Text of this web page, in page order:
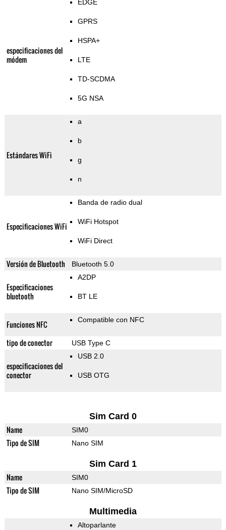
especificaciones del
módem
EDGE
GPRS
HSPA+
LTE
TD-SCDMA
5G NSA
Estándares WiFi
a
b
g
n
Especificaciones WiFi
Banda de radio dual
WiFi Hotspot
WiFi Direct
Versión de Bluetooth Bluetooth 5.0
Especificaciones
bluetooth
A2DP
BT LE
Funciones NFC Compatible con NFC
tipo de conector USB Type C
especificaciones del
conector
USB 2.0
USB OTG
Sim Card 0
Name SIM0
Tipo de SIM Nano SIM
Sim Card 1
Name SIM0
Tipo de SIM Nano SIM/MicroSD
Multimedia
Altoparlante